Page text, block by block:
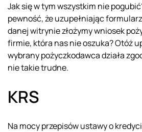
Jak się w tym wszystkim nie
pewność, że uzupełniając
danej witrynie złożymy wniosek
firmie, która nas nie oszuka? Otóż
wybrany pożyczkodawca działa
nie takie trudne.
KRS
Na mocy przepisów ustawy o